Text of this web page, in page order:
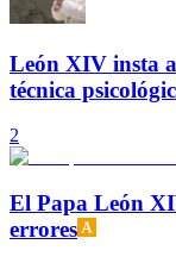
León XIV insta
técnica
2
El Papa León
errores